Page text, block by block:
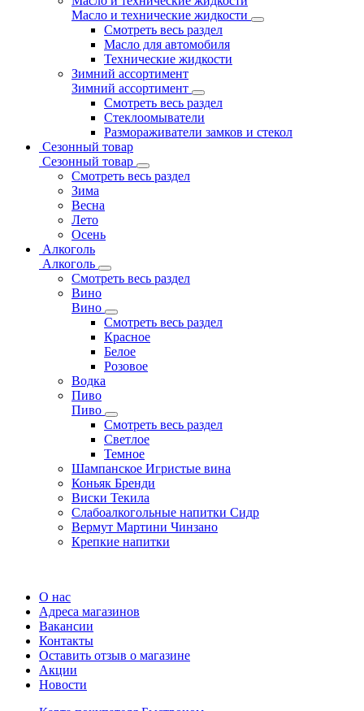
Масло и технические жидкости
Смотреть весь раздел
Масло для автомобиля
Технические жидкости
Зимний ассортимент
Зимний ассортимент
Смотреть весь раздел
Стеклоомыватели
Размораживатели замков и стекол
Сезонный товар
Сезонный товар
Смотреть весь раздел
Зима
Весна
Лето
Осень
Алкоголь
Алкоголь
Смотреть весь раздел
Вино
Вино
Смотреть весь раздел
Красное
Белое
Розовое
Водка
Пиво
Пиво
Смотреть весь раздел
Cветлое
Темное
Шампанское Игристые вина
Коньяк Бренди
Виски Текила
Слабоалкогольные напитки Сидр
Вермут Мартини Чинзано
Крепкие напитки
О нас
Адреса магазинов
Вакансии
Контакты
Оставить отзыв о магазине
Акции
Новости